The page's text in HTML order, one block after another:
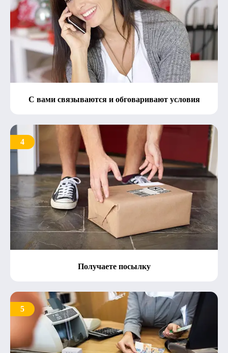
С вами связываются и обговаривают условия
4
Получаете посылку
5